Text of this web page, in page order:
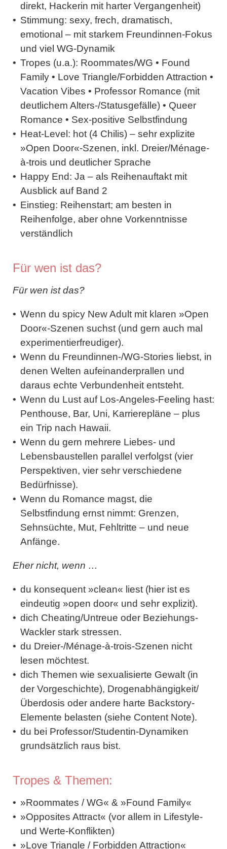
direkt, Hackerin mit harter Vergangenheit)
Stimmung: sexy, frech, dramatisch,
emotional – mit starkem Freundinnen-Fokus
und viel WG-Dynamik
Tropes (u.a.): Roommates/WG • Found
Family • Love Triangle/Forbidden Attraction •
Vacation Vibes • Professor Romance (mit
deutlichem Alters-/Statusgefälle) • Queer
Romance • Sex-positive Selbstfindung
Heat-Level: hot (4 Chilis) – sehr explizite
»Open Door«-Szenen, inkl. Dreier/Ménage-
à-trois und deutlicher Sprache
Happy End: Ja – als Reihenauftakt mit
Ausblick auf Band 2
Einstieg: Reihenstart; am besten in
Reihenfolge, aber ohne Vorkenntnisse
verständlich
Für wen ist das?
Für wen ist das?
Wenn du spicy New Adult mit klaren »Open
Door«-Szenen suchst (und gern auch mal
experimentierfreudiger).
Wenn du Freundinnen-/WG-Stories liebst, in
denen Welten aufeinanderprallen und
daraus echte Verbundenheit entsteht.
Wenn du Lust auf Los-Angeles-Feeling hast:
Penthouse, Bar, Uni, Karrierepläne – plus
ein Trip nach Hawaii.
Wenn du gern mehrere Liebes- und
Lebensbaustellen parallel verfolgst (vier
Perspektiven, vier sehr verschiedene
Bedürfnisse).
Wenn du Romance magst, die
Selbstfindung ernst nimmt: Grenzen,
Sehnsüchte, Mut, Fehltritte – und neue
Anfänge.
Eher nicht, wenn …
du konsequent »clean« liest (hier ist es
eindeutig »open door« und sehr explizit).
dich Cheating/Untreue oder Beziehungs-
Wackler stark stressen.
du Dreier-/Ménage-à-trois-Szenen nicht
lesen möchtest.
dich Themen wie sexualisierte Gewalt (in
der Vorgeschichte), Drogenabhängigkeit/
Überdosis oder andere harte Backstory-
Elemente belasten (siehe Content Note).
du bei Professor/Studentin-Dynamiken
grundsätzlich raus bist.
Tropes & Themen:
»Roommates / WG« & »Found Family«
»Opposites Attract« (vor allem in Lifestyle-
und Werte-Konflikten)
»Love Triangle / Forbidden Attraction«